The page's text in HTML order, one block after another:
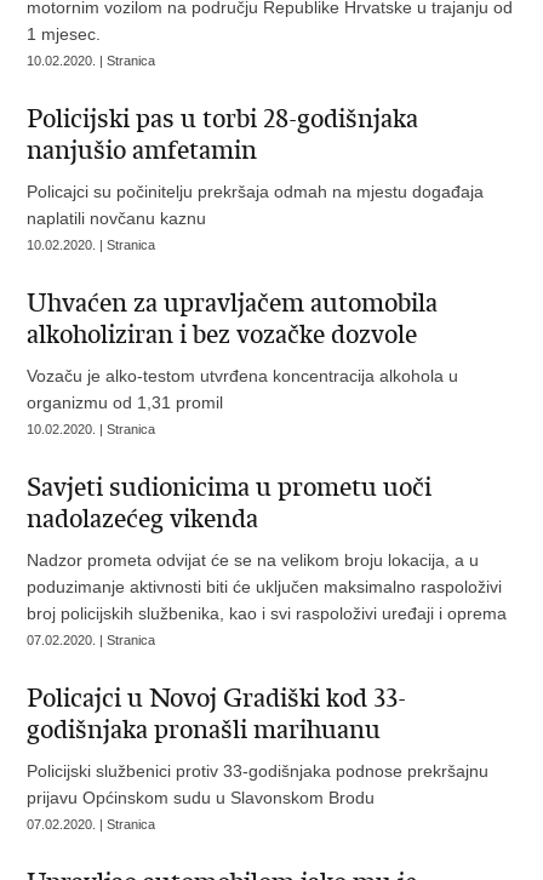
motornim vozilom na području Republike Hrvatske u trajanju od
1 mjesec.
10.02.2020. | Stranica
Policijski pas u torbi 28-godišnjaka
nanjušio amfetamin
Policajci su počinitelju prekršaja odmah na mjestu događaja
naplatili novčanu kaznu
10.02.2020. | Stranica
Uhvaćen za upravljačem automobila
alkoholiziran i bez vozačke dozvole
Vozaču je alko-testom utvrđena koncentracija alkohola u
organizmu od 1,31 promil
10.02.2020. | Stranica
Savjeti sudionicima u prometu uoči
nadolazećeg vikenda
Nadzor prometa odvijat će se na velikom broju lokacija, a u
poduzimanje aktivnosti biti će uključen maksimalno raspoloživi
broj policijskih službenika, kao i svi raspoloživi uređaji i oprema
07.02.2020. | Stranica
Policajci u Novoj Gradiški kod 33-
godišnjaka pronašli marihuanu
Policijski službenici protiv 33-godišnjaka podnose prekršajnu
prijavu Općinskom sudu u Slavonskom Brodu
07.02.2020. | Stranica